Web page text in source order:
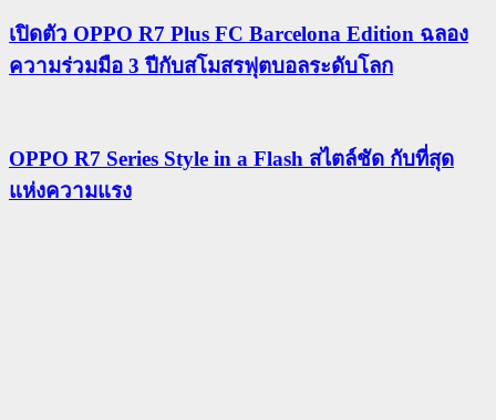
เปิดตัว OPPO R7 Plus FC Barcelona Edition ฉลอง
ความร่วมมือ 3 ปีกับสโมสรฟุตบอลระดับโลก
OPPO R7 Series Style in a Flash สไตล์ชัด กับที่สุด
แห่งความแรง